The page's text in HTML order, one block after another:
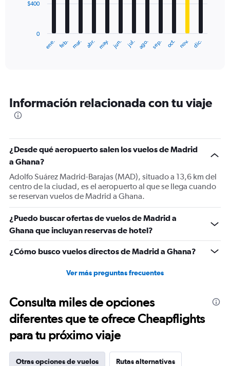
The
categories.
The
Y
axis
displaying
values.
Range:
0
1200.
ene. feb. mar. abr. may. jun. jul. ago. sep. oct. nov. dic.
0
$400
Información relacionada con tu viaje
¿Desde qué aeropuerto salen los vuelos de Madrid
a Ghana?
Adolfo Suárez Madrid-Barajas (MAD), situado a 13,6 km del
centro de la ciudad, es el aeropuerto al que se llega cuando
se reservan vuelos de Madrid a Ghana.
¿Puedo buscar ofertas de vuelos de Madrid a
Ghana que incluyan reservas de hotel?
¿Cómo busco vuelos directos de Madrid a Ghana?
Ver más preguntas frecuentes
Consulta miles de opciones
diferentes que te ofrece Cheapflights
para tu próximo viaje
Otras opciones de vuelos Rutas alternativas